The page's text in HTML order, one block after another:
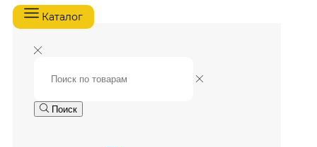
Каталог
Поиск